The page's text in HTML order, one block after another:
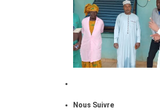
Nous Suivre